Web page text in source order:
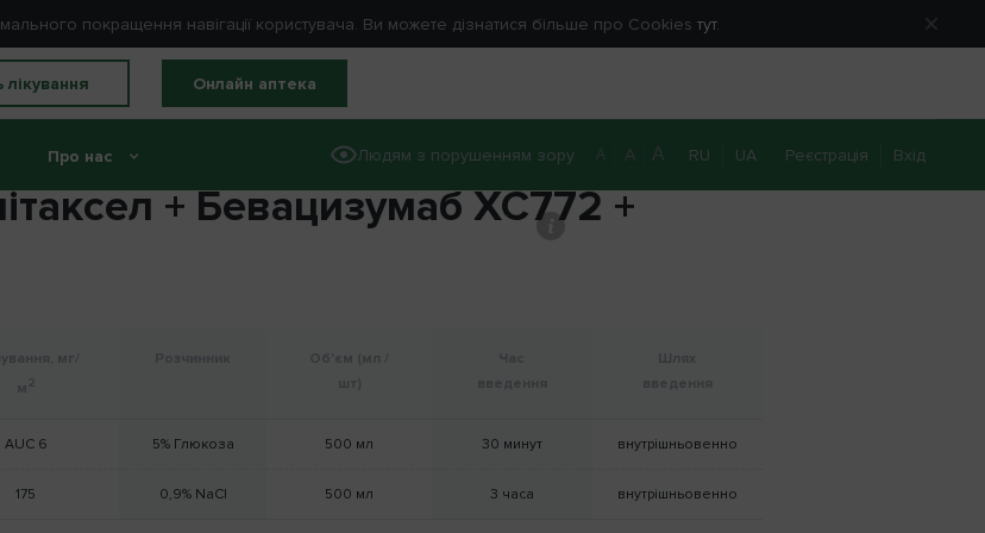
покращення навігації користувача. Ви можете дізнатися більше про Cookies тут.
лікування Онлайн аптека
Людям з порушенням зору A A RU UA Реєстрація Вхід
Про нас
0 800 40 20 22
+ Бевацизумаб XC772 +
AUC 6 5% Глюкоза 500 мл 30 минут внутрішньовенно
175 0,9% NaCl 500 мл 3 часа внутрішньовенно